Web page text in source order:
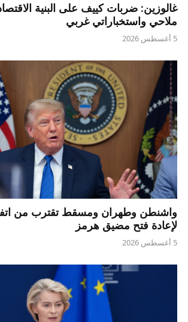
غالوزين: ضربات كييف على البنية
ملاحي واستخباراتي غربي
5 أغسطس 2026
واشنطن وطهران ومسقط تقترب من
لإعادة فتح مضيق هرمز
5 أغسطس 2026